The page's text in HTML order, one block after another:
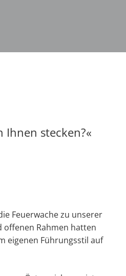
Ihnen stecken?«
Feuerwache zu unserer
Rahmen hatten
eigenen Führungsstil auf